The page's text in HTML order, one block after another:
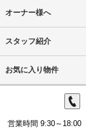
オーナー様へ
スタッフ紹介
お気に入り物件
営業時間 9:30～18:00